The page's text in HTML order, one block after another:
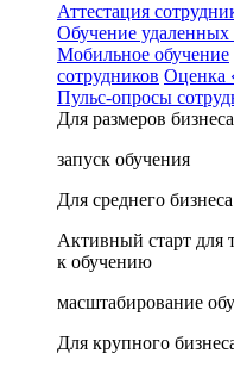
Аттестация
Обучение удаленных
Мобильное обучение
сотрудников Оценка
Пульс-опросы
Для размеров бизнеса
запуск обучения
Для среднего бизнеса
Активный старт для
к обучению
масштабирование
Для крупного